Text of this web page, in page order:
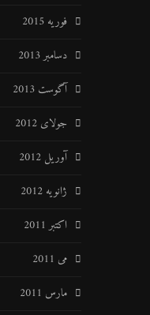
فوریه 2015
دسامبر 2013
آگوست 2013
جولای 2012
آوریل 2012
ژانویه 2012
اکتبر 2011
می 2011
مارس 2011